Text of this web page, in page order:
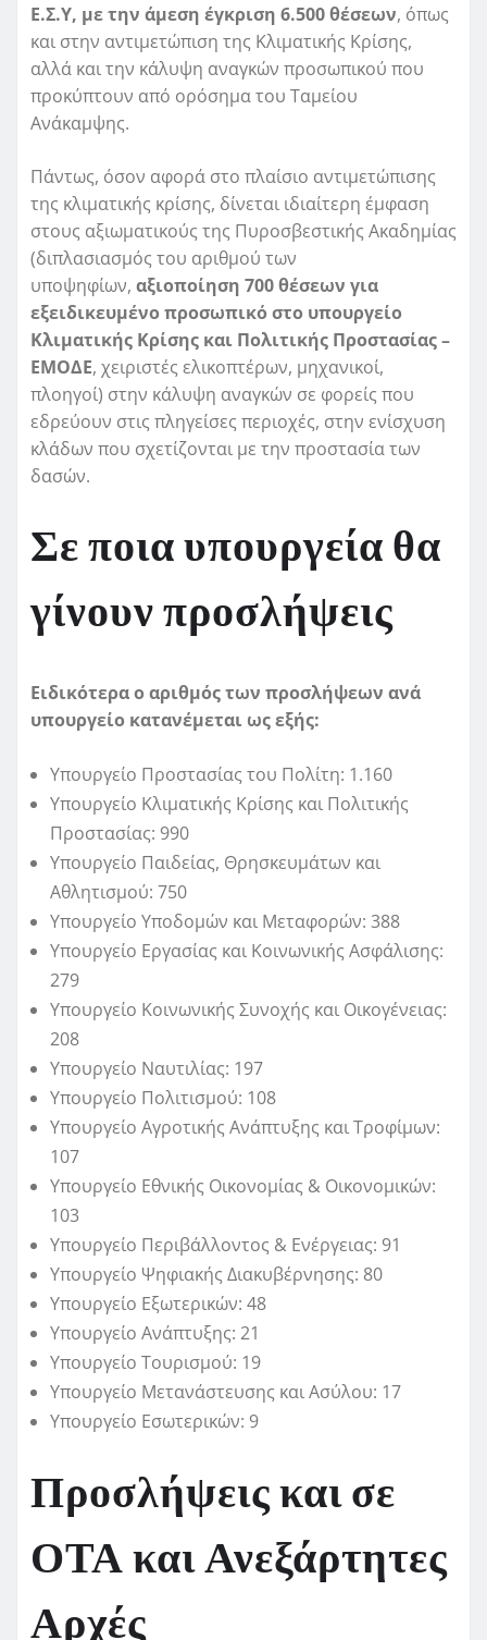
Ε.Σ.Υ, με την άμεση έγκριση 6.500 θέσεων, όπως
και στην αντιμετώπιση της Κλιματικής Κρίσης,
αλλά και την κάλυψη αναγκών προσωπικού που
προκύπτουν από ορόσημα του Ταμείου
Ανάκαμψης.
Πάντως, όσον αφορά στο πλαίσιο αντιμετώπισης
της κλιματικής κρίσης, δίνεται ιδιαίτερη έμφαση
στους αξιωματικούς της Πυροσβεστικής Ακαδημίας
(διπλασιασμός του αριθμού των
υποψηφίων, αξιοποίηση 700 θέσεων για
εξειδικευμένο προσωπικό στο υπουργείο
Κλιματικής Κρίσης και Πολιτικής Προστασίας –
ΕΜΟΔΕ, χειριστές ελικοπτέρων, μηχανικοί,
πλοηγοί) στην κάλυψη αναγκών σε φορείς που
εδρεύουν στις πληγείσες περιοχές, στην ενίσχυση
κλάδων που σχετίζονται με την προστασία των
δασών.
Σε ποια υπουργεία θα
γίνουν προσλήψεις
Ειδικότερα ο αριθμός των προσλήψεων ανά
υπουργείο κατανέμεται ως εξής:
Υπουργείο Προστασίας του Πολίτη: 1.160
Υπουργείο Κλιματικής Κρίσης και Πολιτικής
Προστασίας: 990
Υπουργείο Παιδείας, Θρησκευμάτων και
Αθλητισμού: 750
Υπουργείο Υποδομών και Μεταφορών: 388
Υπουργείο Εργασίας και Κοινωνικής Ασφάλισης:
279
Υπουργείο Κοινωνικής Συνοχής και Οικογένειας:
208
Υπουργείο Ναυτιλίας: 197
Υπουργείο Πολιτισμού: 108
Υπουργείο Αγροτικής Ανάπτυξης και Τροφίμων:
107
Υπουργείο Εθνικής Οικονομίας & Οικονομικών:
103
Υπουργείο Περιβάλλοντος & Ενέργειας: 91
Υπουργείο Ψηφιακής Διακυβέρνησης: 80
Υπουργείο Εξωτερικών: 48
Υπουργείο Ανάπτυξης: 21
Υπουργείο Τουρισμού: 19
Υπουργείο Μετανάστευσης και Ασύλου: 17
Υπουργείο Εσωτερικών: 9
Προσλήψεις και σε
ΟΤΑ και Ανεξάρτητες
Αρχές